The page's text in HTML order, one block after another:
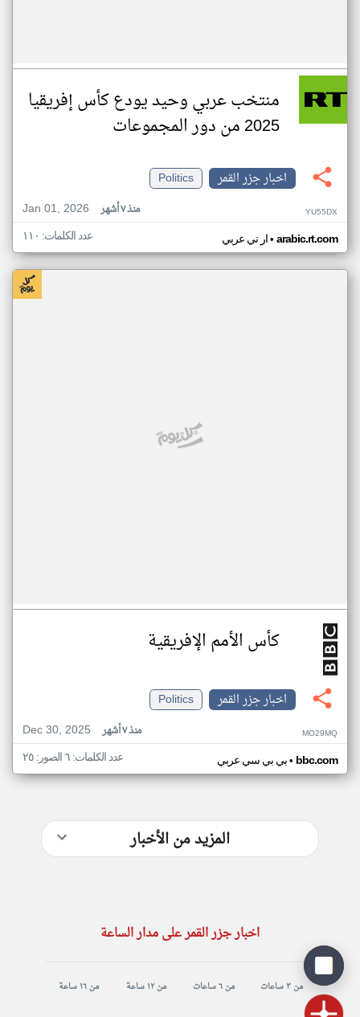
منتخب عربي وحيد يودع كأس إفريقيا
2025 من دور المجموعات
اخبار جزر القمر
Politics
Jan 01, 2026
منذ ٧ أشهر YU55DX
ار تي عربي• arabic.rt.com عدد الكلمات: ١١٠
كأس الأمم الإفريقية
اخبار جزر القمر
Politics
Dec 30, 2025
منذ ٧ أشهر MO29MQ
بي بي سي عربي• bbc.com عدد الكلمات: ٦ الصور: ٢٥
المزيد من الأخبار
اخبار جزر القمر على مدار الساعة
من ٣ ساعات من ٦ ساعات من ١٢ ساعة من ١٦ ساعة